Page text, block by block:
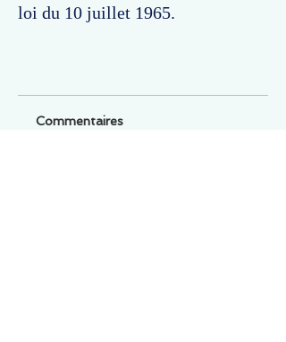
loi du 10 juillet 1965.
Commentaires